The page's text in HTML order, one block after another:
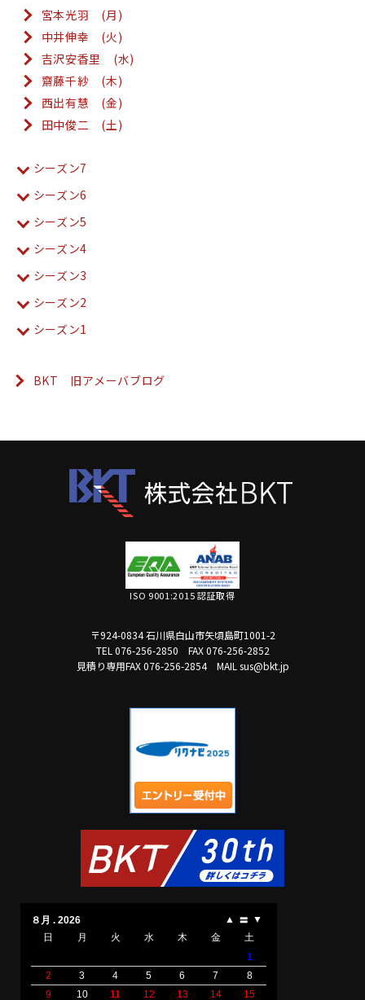
宮本光羽 (月)
中井伸幸 (火)
吉沢安香里 (水)
齋藤千紗 (木)
西出有慧 (金)
田中俊二 (土)
シーズン7
シーズン6
シーズン5
シーズン4
シーズン3
シーズン2
シーズン1
BKT 旧アメーバブログ
ISO 9001:2015 認証取得
〒924-0834 石川県白山市矢頃島町1001-2
TEL 076-256-2850
FAX 076-256-2852
見積り専用FAX 076-256-2854
MAIL sus@bkt.jp